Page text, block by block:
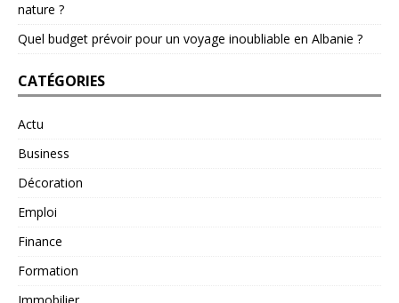
nature ?
Quel budget prévoir pour un voyage inoubliable en Albanie ?
CATÉGORIES
Actu
Business
Décoration
Emploi
Finance
Formation